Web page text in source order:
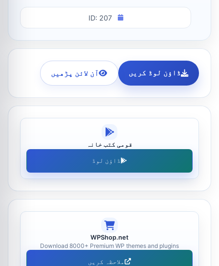
ID: 207
ڈاؤن لوڈ کریں آن لائن پڑھیں
قومی کتب خانہ
ڈاؤن لوڈ
WPShop.net
Download 8000+ Premium WP themes and plugins
ملاحظہ کریں